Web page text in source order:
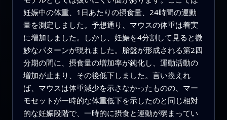
妊娠中の体重、1日あたりの摂食量、24時間の運動
量を測定しました。予想通り、マウスの体重は着実
に増加しました。しかし、妊娠を4分割して見ると微
妙なパターンが現れました。胎盤が形成される第2四
分期の間に、摂食量の増加率が鈍化し、運動活動の
増加が止まり、その後低下しました。言い換えれ
ば、マウスは体重減少を示さなかったものの、マー
モセットが一時的な体重低下を示したのと同じ相対
的な妊娠段階で、一時的に摂食と運動が弱まってい